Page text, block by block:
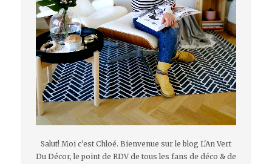
Salut! Moi c'est Chloé. Bienvenue sur le blog L'An Vert
Du Décor, le point de RDV de tous les fans de déco & de